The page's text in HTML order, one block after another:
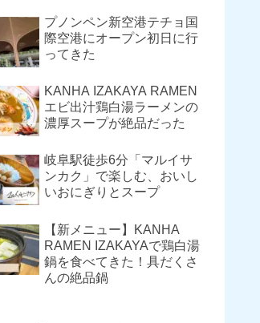
プノンペン新空港テチョ国
際空港にオープン初日に行
ってきた
KANHA IZAKAYA RAMEN
エビ出汁鶏白湯ラーメンの
濃厚スープが絶品だった
岐阜駅徒歩6分「マルイサ
ンカク」で楽しむ、おいし
いおにぎりとスープ
【新メニュー】KANHA
RAMEN IZAKAYAで鶏白湯
鍋を食べてきた！具だくさ
んの絶品鍋